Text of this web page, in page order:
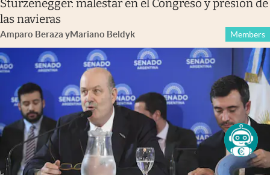
Sturzenegger: malestar en el Congreso y presión de
las navieras
Amparo Beraza yMariano Beldyk Members